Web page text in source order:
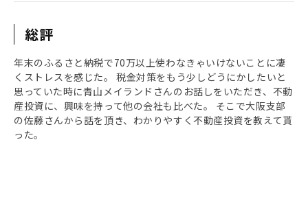
総評
年末のふるさと納税で70万以上使わなきゃいけないことに凄
くストレスを感じた。 税金対策をもう少しどうにかしたいと
思っていた時に青山メイランドさんのお話しをいただき、不動
産投資に、興味を持って他の会社も比べた。 そこで大阪支部
の佐藤さんから話を頂き、わかりやすく不動産投資を教えて貰
った。